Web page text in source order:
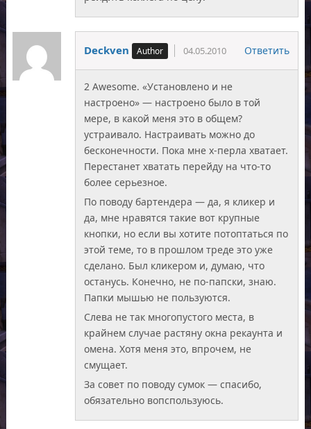
Deckven 04.05.2010 Ответить
2 Awesome. «Установлено и не
настроено» — настроено было в той
мере, в какой меня это в общем?
устраивало. Настраивать можно до
бесконечности. Пока мне х-перла хватает.
Перестанет хватать перейду на что-то
более серьезное.
По поводу бартендера — да, я кликер и
да, мне нравятся такие вот крупные
кнопки, но если вы хотите потоптаться по
этой теме, то в прошлом треде это уже
сделано. Был кликером и, думаю, что
останусь. Конечно, не по-папски, знаю.
Папки мышью не пользуются.
Слева не так многопустого места, в
крайнем случае растяну окна рекаунта и
омена. Хотя меня это, впрочем, не
смущает.
За совет по поводу сумок — спасибо,
обязательно вопспользуюсь.